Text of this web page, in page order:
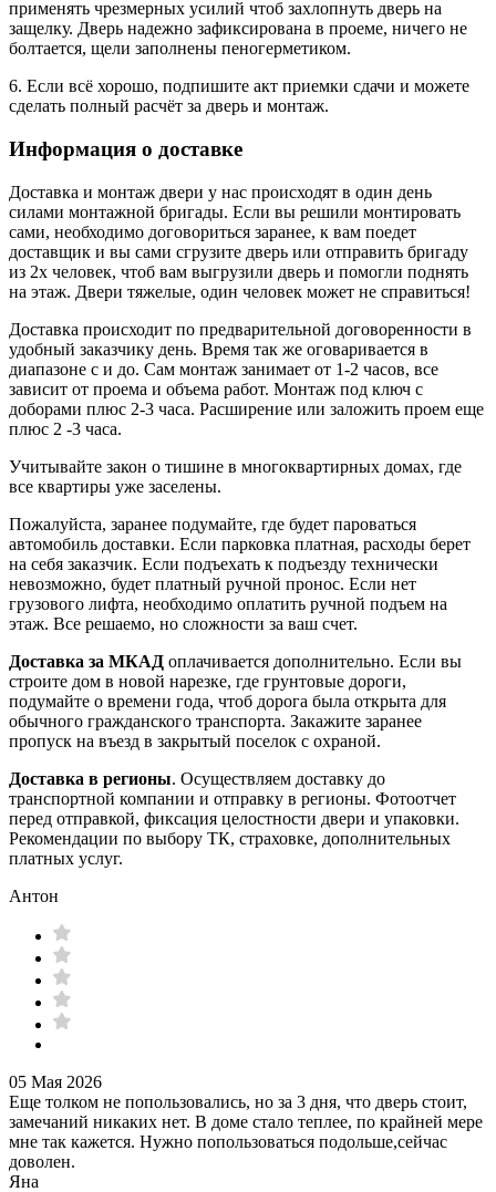
применять чрезмерных усилий чтоб захлопнуть дверь на
защелку. Дверь надежно зафиксирована в проеме, ничего не
болтается, щели заполнены пеногерметиком.
6. Если всё хорошо, подпишите акт приемки сдачи и можете
сделать полный расчёт за дверь и монтаж.
Информация о доставке
Доставка и монтаж двери у нас происходят в один день
силами монтажной бригады. Если вы решили монтировать
сами, необходимо договориться заранее, к вам поедет
доставщик и вы сами сгрузите дверь или отправить бригаду
из 2х человек, чтоб вам выгрузили дверь и помогли поднять
на этаж. Двери тяжелые, один человек может не справиться!
Доставка происходит по предварительной договоренности в
удобный заказчику день. Время так же оговаривается в
диапазоне с и до. Сам монтаж занимает от 1-2 часов, все
зависит от проема и объема работ. Монтаж под ключ с
доборами плюс 2-3 часа. Расширение или заложить проем еще
плюс 2 -3 часа.
Учитывайте закон о тишине в многоквартирных домах, где
все квартиры уже заселены.
Пожалуйста, заранее подумайте, где будет пароваться
автомобиль доставки. Если парковка платная, расходы берет
на себя заказчик. Если подъехать к подъезду технически
невозможно, будет платный ручной пронос. Если нет
грузового лифта, необходимо оплатить ручной подъем на
этаж. Все решаемо, но сложности за ваш счет.
Доставка за МКАД оплачивается дополнительно. Если вы
строите дом в новой нарезке, где грунтовые дороги,
подумайте о времени года, чтоб дорога была открыта для
обычного гражданского транспорта. Закажите заранее
пропуск на въезд в закрытый поселок с охраной.
Доставка в регионы. Осуществляем доставку до
транспортной компании и отправку в регионы. Фотоотчет
перед отправкой, фиксация целостности двери и упаковки.
Рекомендации по выбору ТК, страховке, дополнительных
платных услуг.
Антон
05 Мая 2026
Еще толком не попользовались, но за 3 дня, что дверь стоит,
замечаний никаких нет. В доме стало теплее, по крайней мере
мне так кажется. Нужно попользоваться подольше,сейчас
доволен.
Яна